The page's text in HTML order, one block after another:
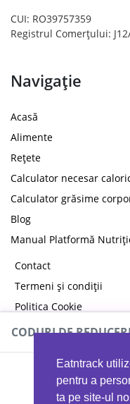
Eatntrack
pentru a
ta pe site-ul
CUI: RO39757359
Registrul Comerțului:
Navigație
Acasă
Alimente
Rețete
Calculator necesar
Calculator grăsime
Blog
Manual Platformă
Contact
Termeni și condiții
Politica Cookie
Politica de
CODURI DE